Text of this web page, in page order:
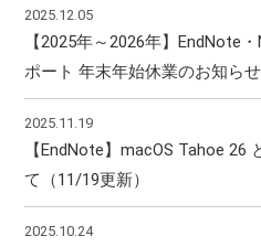
2025.12.05
【2025年～2026年】EndNote
ポート 年末年始休業のお知らせ
2025.11.19
【EndNote】macOS Tahoe 26
て（11/19更新）
2025.10.24